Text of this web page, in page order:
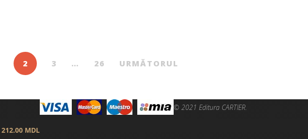
2 3 … 26 URMĂTORUL
212.00 MDL
© 2021 Editura CARTIER.